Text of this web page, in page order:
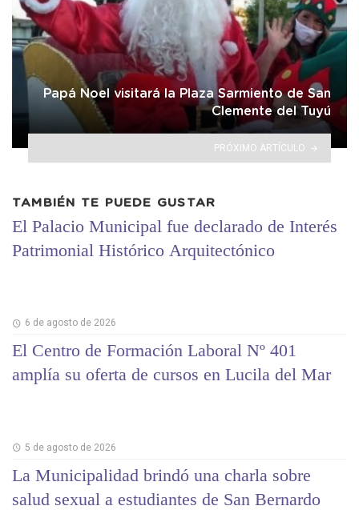
Papá Noel visitará la Plaza Sarmiento de San
Clemente del Tuyú
PRÓXIMO ARTÍCULO
TAMBIÉN TE PUEDE GUSTAR
El Palacio Municipal fue declarado de Interés
Patrimonial Histórico Arquitectónico
6 de agosto de 2026
El Centro de Formación Laboral Nº 401
amplía su oferta de cursos en Lucila del Mar
5 de agosto de 2026
La Municipalidad brindó una charla sobre
salud sexual a estudiantes de San Bernardo